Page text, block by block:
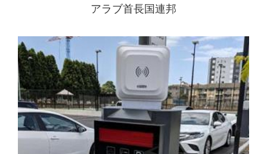
アラブ首長国連邦